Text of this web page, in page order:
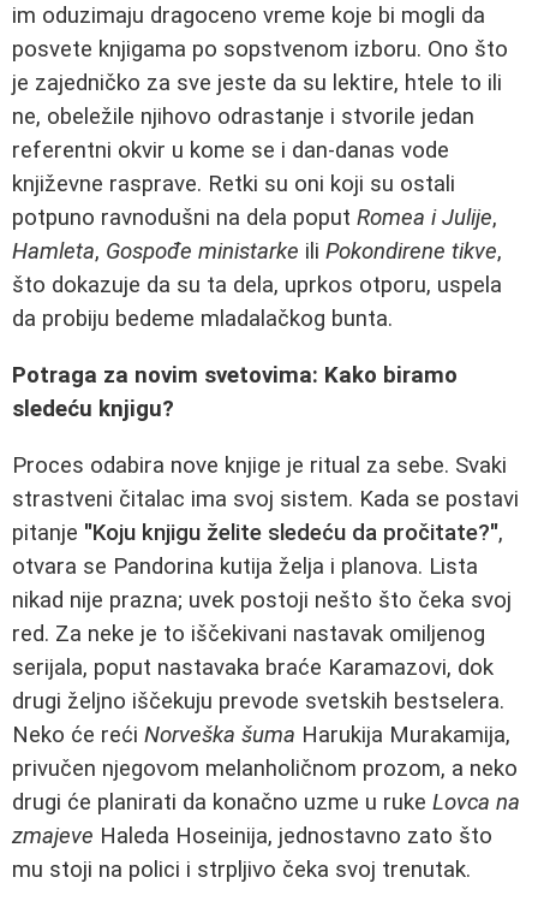
im oduzimaju dragoceno vreme koje bi mogli da
posvete knjigama po sopstvenom izboru. Ono što
je zajedničko za sve jeste da su lektire, htele to ili
ne, obeležile njihovo odrastanje i stvorile jedan
referentni okvir u kome se i dan-danas vode
književne rasprave. Retki su oni koji su ostali
potpuno ravnodušni na dela poput Romea i Julije,
Hamleta, Gospođe ministarke ili Pokondirene tikve,
što dokazuje da su ta dela, uprkos otporu, uspela
da probiju bedeme mladalačkog bunta.
Potraga za novim svetovima: Kako biramo
sledeću knjigu?
Proces odabira nove knjige je ritual za sebe. Svaki
strastveni čitalac ima svoj sistem. Kada se postavi
pitanje "Koju knjigu želite sledeću da pročitate?",
otvara se Pandorina kutija želja i planova. Lista
nikad nije prazna; uvek postoji nešto što čeka svoj
red. Za neke je to iščekivani nastavak omiljenog
serijala, poput nastavaka braće Karamazovi, dok
drugi željno iščekuju prevode svetskih bestselera.
Neko će reći Norveška šuma Harukija Murakamija,
privučen njegovom melanholičnom prozom, a neko
drugi će planirati da konačno uzme u ruke Lovca na
zmajeve Haleda Hoseinija, jednostavno zato što
mu stoji na polici i strpljivo čeka svoj trenutak.